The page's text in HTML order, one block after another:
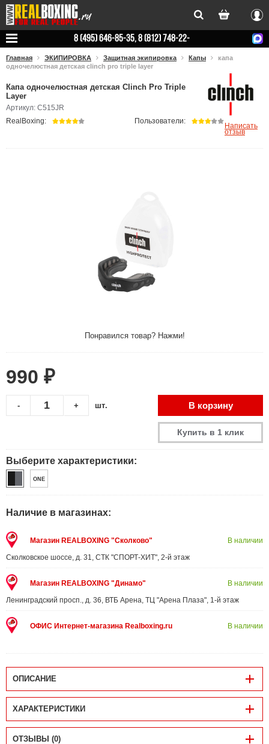
Вход
8 (495) 646-85-35, 8 (812) 748-22-
Главная ЭКИПИРОВКА Защитная экипировка Капы
капа
одночелюстная детская clinch pro triple layer
Капа одночелюстная детская Clinch Pro Triple
Layer
Артикул: C515JR
Понравился товар? Нажми!
RealBoxing: Пользователи:
Написать
отзыв
990 ₽
+
- шт. В корзину
Купить в 1 клик
Выберите характеристики:
ONE
Наличие в магазинах:
Магазин REALBOXING "Сколково"
Сколковское шоссе, д. 31, СТК "СПОРТ-ХИТ", 2-й этаж
В наличии
Магазин REALBOXING "Динамо"
Ленинградский просп., д. 36, ВТБ Арена, ТЦ "Арена Плаза", 1-й этаж
В наличии
ОФИС Интернет-магазина Realboxing.ru В наличии
ОПИСАНИЕ
ХАРАКТЕРИСТИКИ
ОТЗЫВЫ (0)